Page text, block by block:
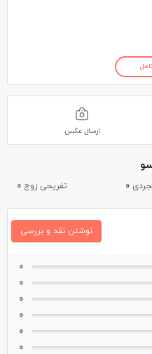
ارسال عکس
0 تفریحی زوج 0
نوشتن نقد و بررسی
0
0
0
0
0
0